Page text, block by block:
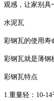
观感，让家别具
水泥瓦
彩钢瓦的使用寿
彩钢瓦就是薄钢
彩钢瓦特点
1.重量轻：10-